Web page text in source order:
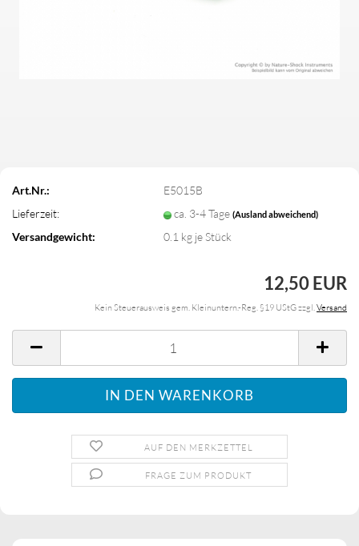
Art.Nr.:
E5015B
Lieferzeit:
ca. 3-4 Tage(Ausland abweichend)
Versandgewicht: 0.1 kg je Stück
12,50 EUR
Kein Steuerausweis gem. Kleinuntern.-Reg. §19 UStG zzgl. Versand
AUF DEN MERKZETTEL
FRAGE ZUM PRODUKT